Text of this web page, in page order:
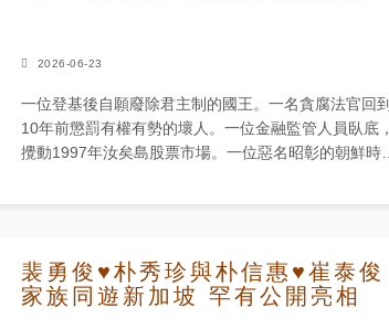
2026-06-23
一位登基後自願廢除君主制的國王。一名貪腐法官回到
10年前懲罰有權有勢的壞人。一位金融監管人員臥底，
攪動1997年汝矣島股票市場。一位惡名昭彰的朝鮮時代
會長的靈魂轉移到一名...
裴勇俊♥朴秀珍與朴信惠♥崔泰俊
家族同遊新加坡 罕有公開亮相